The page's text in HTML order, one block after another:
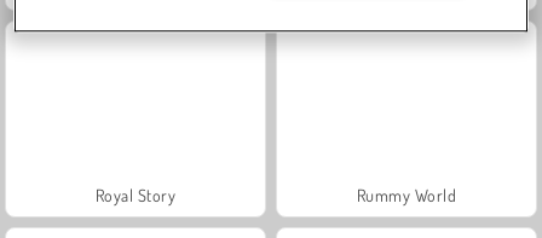
Royal Story Rummy World